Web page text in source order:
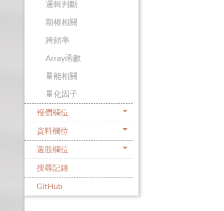
邏輯判斷
期權相關
跨頻率
Array函數
量能相關
量化因子
報價欄位
資料欄位
選股欄位
搜尋記錄
GitHub